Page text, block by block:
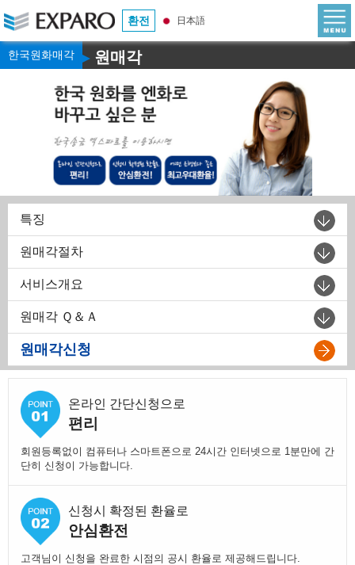
환전 日本語
한국원화매각 ▶원매각
특징
원매각절차
서비스개요
원매각 Ｑ＆Ａ
원매각신청
온라인 간단신청으로
편리
회원등록없이 컴퓨터나 스마트폰으로 24시간 인터넷으로 1분만에 간
단히 신청이 가능합니다.
신청시 확정된 환율로
안심환전
고객님이 신청을 완료한 시점의 공시 환율로 제공해드립니다.